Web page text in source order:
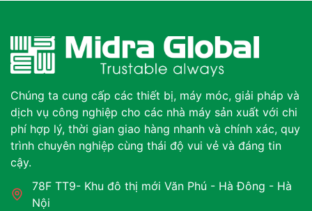
Chúng ta cung cấp các thiết bị, máy móc, giải pháp và
dịch vụ công nghiệp cho các nhà máy sản xuất với chi
phí hợp lý, thời gian giao hàng nhanh và chính xác, quy
trình chuyên nghiệp cùng thái độ vui vẻ và đáng tin
cậy.
78F TT9- Khu đô thị mới Văn Phú - Hà Đông - Hà
Nội